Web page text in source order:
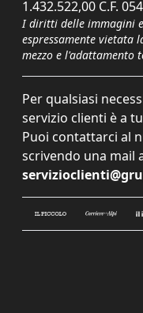
1.432.522,00 C.F.
I diritti delle immagini
espressamente vietata
mezzo e l'adattamento
Per qualsiasi
servizio clienti è a
Puoi contattarci al
scrivendo una mail